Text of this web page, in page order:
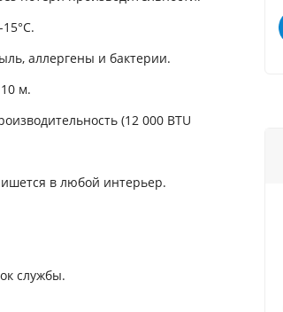
аллергены и бактерии.
м.
(12 000 BTU
в любой интерьер.
службы.